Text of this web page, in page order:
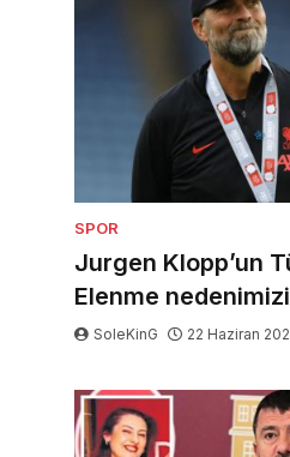
SPOR
Jurgen Klopp’un
Elenme nedenimizi
SoleKinG 22 Haziran